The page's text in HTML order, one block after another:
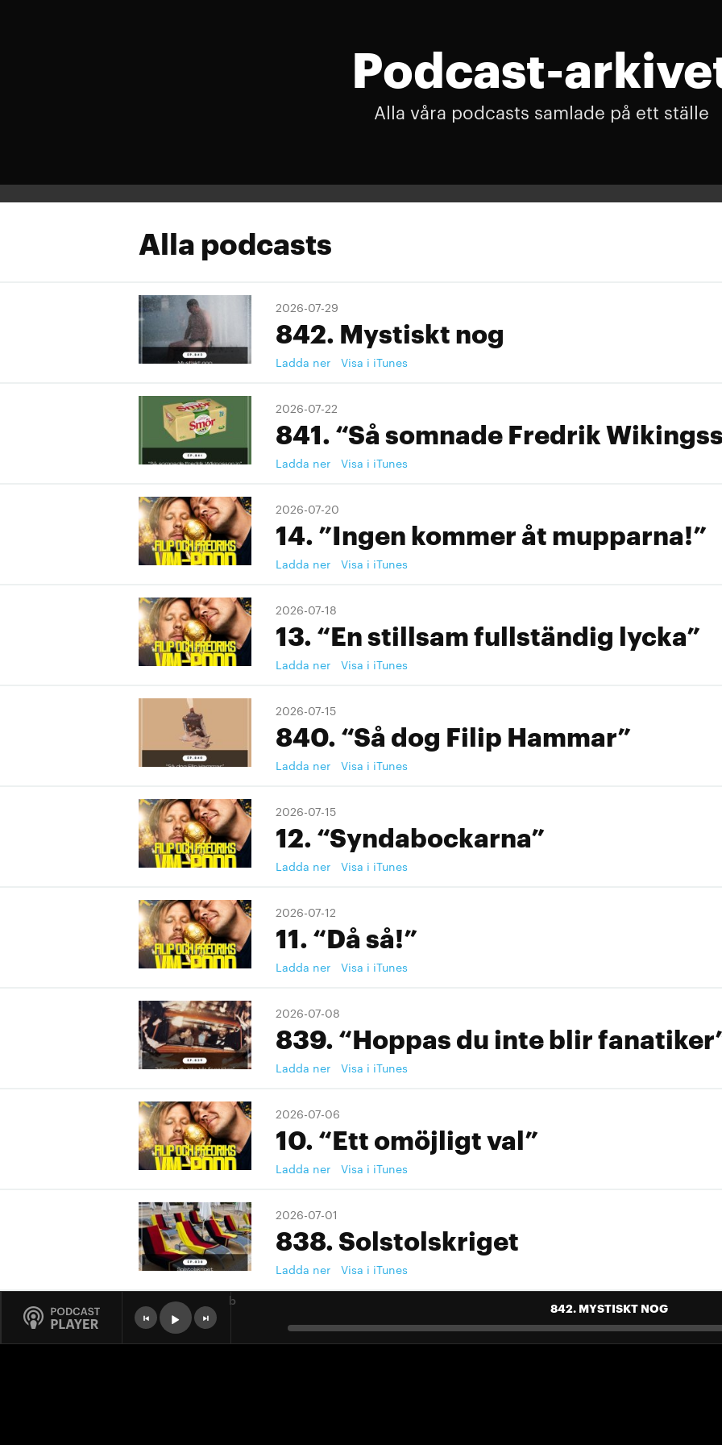
Podcast-
Alla våra podcasts samlade på ett ställe
Alla podcasts
2026-07-29
842. Mystiskt nog
Ladda ner Visa i iTunes
2026-07-22
841. “Så somnade Fredrik
Ladda ner Visa i iTunes
2026-07-20
14. ”Ingen kommer åt mupparna!”
Ladda ner Visa i iTunes
2026-07-18
13. “En stillsam fullständig lycka”
Ladda ner Visa i iTunes
2026-07-15
840. “Så dog Filip Hammar”
Ladda ner Visa i iTunes
2026-07-15
12. “Syndabockarna”
Ladda ner Visa i iTunes
2026-07-12
11. “Då så!”
Ladda ner Visa i iTunes
2026-07-08
839. “Hoppas du inte blir
Ladda ner Visa i iTunes
2026-07-06
10. “Ett omöjligt val”
Ladda ner Visa i iTunes
2026-07-01
838. Solstolskriget
Ladda ner Visa i iTunes
9. "Ett landslag att älska"
842. MYSTISKT NOG
b